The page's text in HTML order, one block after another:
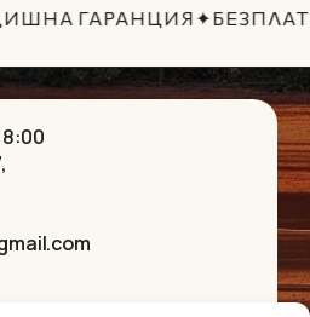
ГАРАНЦИЯ✦